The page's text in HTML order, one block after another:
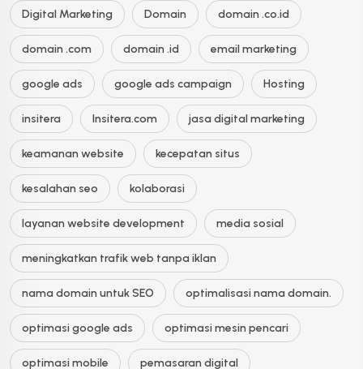
Digital Marketing Domain domain .co.id
domain .com domain .id email marketing
google ads google ads campaign Hosting
insitera Insitera.com jasa digital marketing
keamanan website kecepatan situs
kesalahan seo kolaborasi
layanan website development media sosial
meningkatkan trafik web tanpa iklan
nama domain untuk SEO optimalisasi nama domain.
optimasi google ads optimasi mesin pencari
optimasi mobile pemasaran digital